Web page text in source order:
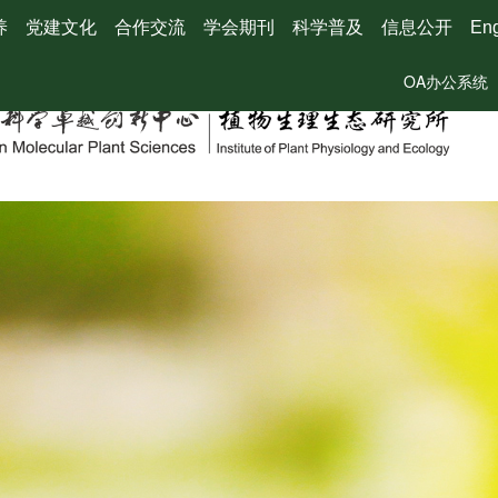
党建文化 合作交流 学会期刊 科学普及 信息公开
OA办公系统